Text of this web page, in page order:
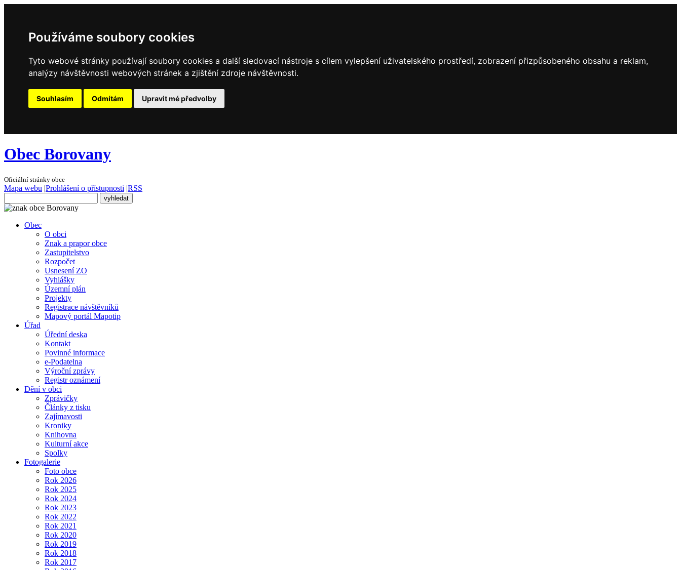
Používáme soubory cookies
Tyto webové stránky používají soubory cookies a další sledovací nástroje s cílem vylepšení uživatelského prostředí, zobrazení přizpůsobeného obsahu a reklam,
analýzy návštěvnosti webových stránek a zjištění zdroje návštěvnosti.
Souhlasím Odmítám Upravit mé předvolby
Obec Borovany
Oficiální stránky obce
Mapa webu |Prohlášení o přístupnosti |RSS
Obec
O obci
Znak a prapor obce
Zastupitelstvo
Rozpočet
Usnesení ZO
Vyhlášky
Územní plán
Projekty
Registrace návštěvníků
Mapový portál Mapotip
Úřad
Úřední deska
Kontakt
Povinné informace
e-Podatelna
Výroční zprávy
Registr oznámení
Dění v obci
Zprávičky
Články z tisku
Zajímavosti
Kroniky
Knihovna
Kulturní akce
Spolky
Fotogalerie
Foto obce
Rok 2026
Rok 2025
Rok 2024
Rok 2023
Rok 2022
Rok 2021
Rok 2020
Rok 2019
Rok 2018
Rok 2017